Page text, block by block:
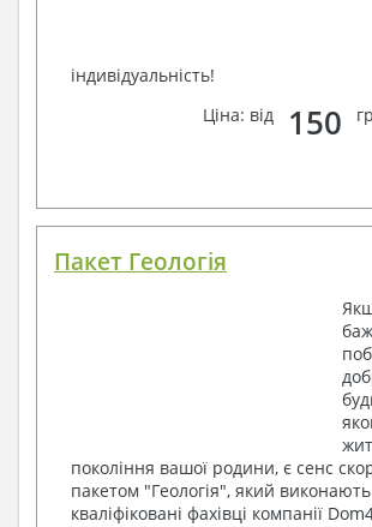
індивідуальність!
Ціна: від
150
Пакет Геологія
покоління вашої родини, є сенс
пакетом "Геологія", який виконають
кваліфіковані фахівці компанії